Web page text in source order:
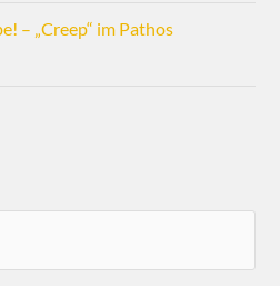
– „Creep“ im Pathos